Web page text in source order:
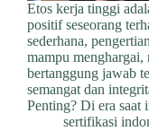
Etos kerja tinggi
positif seseorang
sederhana,
mampu menghargai,
bertanggung jawab
semangat dan
Penting? Di era
sertifikasi